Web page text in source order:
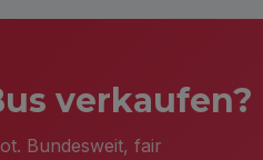
verkaufen?
Bundesweit, fair